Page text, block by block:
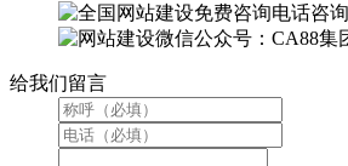
咨
微信公众号：CA88集
给我们留言